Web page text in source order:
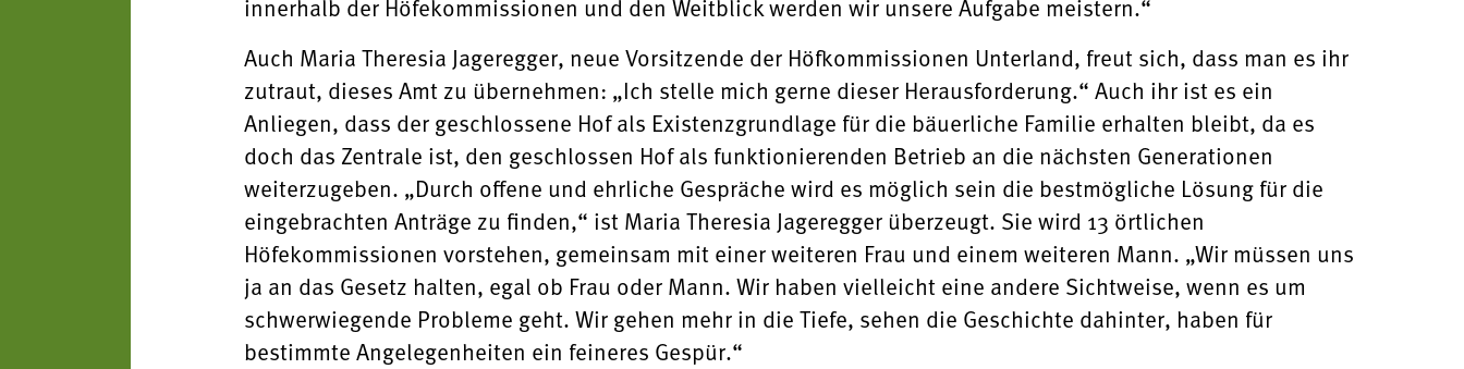
innerhalb der Höfekommissionen und den Weitblick werden wir unsere Aufgabe meistern.“
Auch Maria Theresia Jageregger, neue Vorsitzende der Höfkommissionen Unterland, freut sich, dass man es ihr
zutraut, dieses Amt zu übernehmen: „Ich stelle mich gerne dieser Herausforderung.“ Auch ihr ist es ein
Anliegen, dass der geschlossene Hof als Existenzgrundlage für die bäuerliche Familie erhalten bleibt, da es
doch das Zentrale ist, den geschlossen Hof als funktionierenden Betrieb an die nächsten Generationen
weiterzugeben. „Durch offene und ehrliche Gespräche wird es möglich sein die bestmögliche Lösung für die
eingebrachten Anträge zu finden,“ ist Maria Theresia Jageregger überzeugt. Sie wird 13 örtlichen
Höfekommissionen vorstehen, gemeinsam mit einer weiteren Frau und einem weiteren Mann. „Wir müssen uns
ja an das Gesetz halten, egal ob Frau oder Mann. Wir haben vielleicht eine andere Sichtweise, wenn es um
schwerwiegende Probleme geht. Wir gehen mehr in die Tiefe, sehen die Geschichte dahinter, haben für
bestimmte Angelegenheiten ein feineres Gespür.“